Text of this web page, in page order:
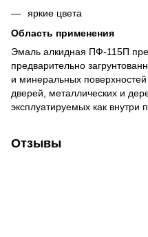
яркие цвета
Область применения
Эмаль алкидная ПФ-115П
предварительно
и минеральных
дверей, металлических и
эксплуатируемых как
Отзывы